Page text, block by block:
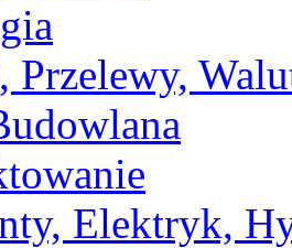
Przelewy,
Elektryk,